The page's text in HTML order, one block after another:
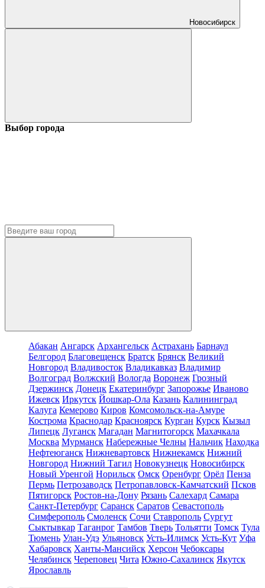
Новосибирск
Выбор города
Абакан Ангарск Архангельск Астрахань Барнаул
Белгород Благовещенск Братск Брянск Великий
Новгород Владивосток Владикавказ Владимир
Волгоград Волжский Вологда Воронеж Грозный
Дзержинск Донецк Екатеринбург Запорожье Иваново
Ижевск Иркутск Йошкар-Ола Казань Калининград
Калуга Кемерово Киров Комсомольск-на-Амуре
Кострома Краснодар Красноярск Курган Курск Кызыл
Липецк Луганск Магадан Магнитогорск Махачкала
Москва Мурманск Набережные Челны Нальчик Находка
Нефтеюганск Нижневартовск Нижнекамск Нижний
Новгород Нижний Тагил Новокузнецк Новосибирск
Новый Уренгой Норильск Омск Оренбург Орёл Пенза
Пермь Петрозаводск Петропавловск-Камчатский Псков
Пятигорск Ростов-на-Дону Рязань Салехард Самара
Санкт-Петербург Саранск Саратов Севастополь
Симферополь Смоленск Сочи Ставрополь Сургут
Сыктывкар Таганрог Тамбов Тверь Тольятти Томск Тула
Тюмень Улан-Удэ Ульяновск Усть-Илимск Усть-Кут Уфа
Хабаровск Ханты-Мансийск Херсон Чебоксары
Челябинск Череповец Чита Южно-Сахалинск Якутск
Ярославль